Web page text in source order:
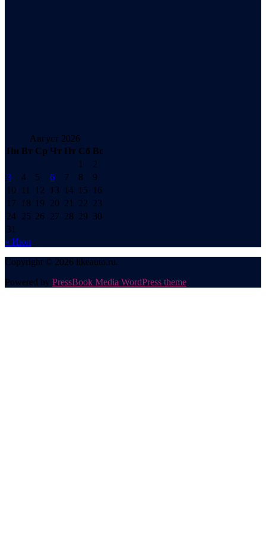
Август 2026
Пн Вт Ср Чт Пт Сб Вс
1
2
3
4 5 6 7 8
9
10
11 12 13 14 15
16
17
18 19 20 21 22 23
24 25 26 27 28 29 30
31
« Июл
Copyright © 2026 likeauto.ru.
Powered by PressBook Media WordPress theme